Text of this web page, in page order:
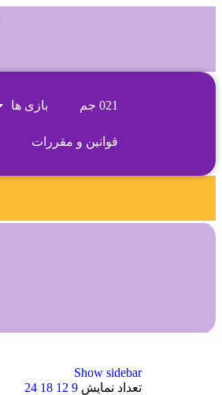
021 جم بازی ها
قوانین و مقررات
Show sidebar
تعداد نمایش 9
12
18
24